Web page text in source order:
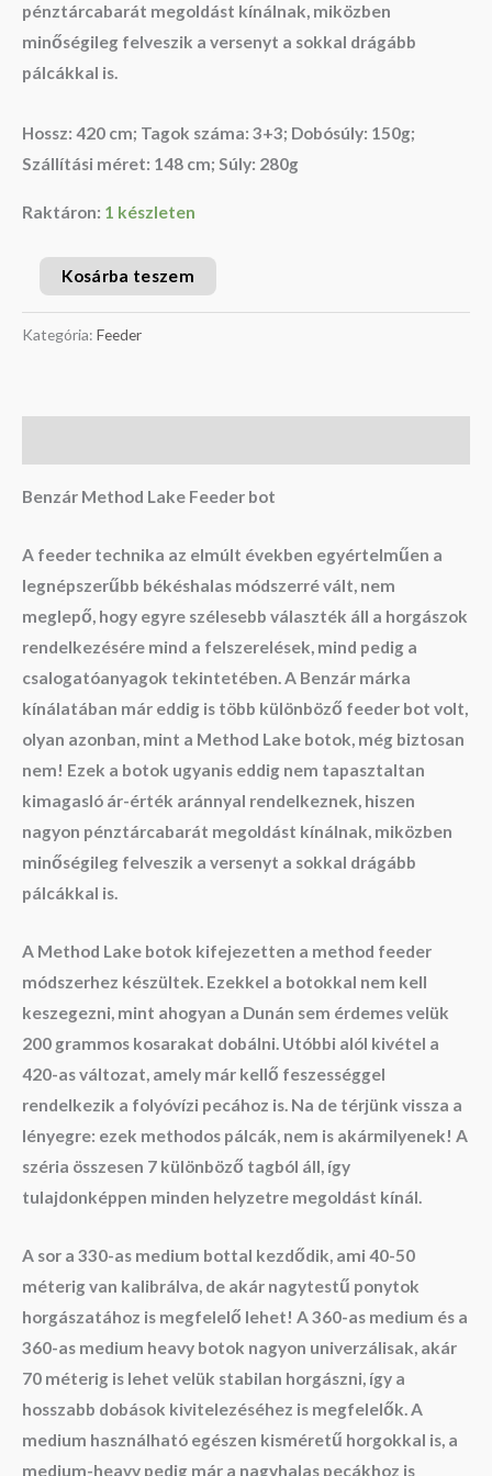
pénztárcabarát megoldást kínálnak, miközben
minőségileg felveszik a versenyt a sokkal drágább
pálcákkal is.
Hossz: 420 cm; Tagok száma: 3+3; Dobósúly: 150g;
Szállítási méret: 148 cm; Súly: 280g
Raktáron: 1 készleten
Kosárba teszem
Kategória: Feeder
Benzár Method Lake Feeder bot
A feeder technika az elmúlt években egyértelműen a
legnépszerűbb békéshalas módszerré vált, nem
meglepő, hogy egyre szélesebb választék áll a horgászok
rendelkezésére mind a felszerelések, mind pedig a
csalogatóanyagok tekintetében. A Benzár márka
kínálatában már eddig is több különböző feeder bot volt,
olyan azonban, mint a Method Lake botok, még biztosan
nem! Ezek a botok ugyanis eddig nem tapasztaltan
kimagasló ár-érték aránnyal rendelkeznek, hiszen
nagyon pénztárcabarát megoldást kínálnak, miközben
minőségileg felveszik a versenyt a sokkal drágább
pálcákkal is.
A Method Lake botok kifejezetten a method feeder
módszerhez készültek. Ezekkel a botokkal nem kell
keszegezni, mint ahogyan a Dunán sem érdemes velük
200 grammos kosarakat dobálni. Utóbbi alól kivétel a
420-as változat, amely már kellő feszességgel
rendelkezik a folyóvízi pecához is. Na de térjünk vissza a
lényegre: ezek methodos pálcák, nem is akármilyenek! A
széria összesen 7 különböző tagból áll, így
tulajdonképpen minden helyzetre megoldást kínál.
A sor a 330-as medium bottal kezdődik, ami 40-50
méterig van kalibrálva, de akár nagytestű ponytok
horgászatához is megfelelő lehet! A 360-as medium és a
360-as medium heavy botok nagyon univerzálisak, akár
70 méterig is lehet velük stabilan horgászni, így a
hosszabb dobások kivitelezéséhez is megfelelők. A
medium használható egészen kisméretű horgokkal is, a
medium-heavy pedig már a nagyhalas pecákhoz is